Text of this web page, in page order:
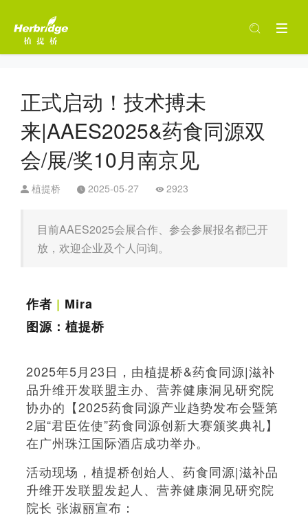
正式启动！技术搏未
来|AAES2025&药食同源双
会/展/奖10月南京见
植提桥 2025-05-27 2923
目前AAES2025会展合作、参会参展报名都已开
放，欢迎企业及个人问询。
作者 | Mira
图源：植提桥
2025年5月23日，由植提桥&药食同源|滋补
品升维开发联盟主办、营养健康洞见研究院
协办的【2025药食同源产业趋势发布会暨第
2届“君臣佐使”药食同源创新大赛颁奖典礼】
在广州珠江国际酒店成功举办。
活动现场，植提桥创始人、药食同源|滋补品
升维开发联盟发起人、营养健康洞见研究院
院长 张淑丽宣布：